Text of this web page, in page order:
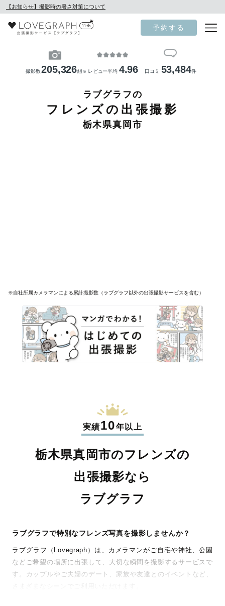
【お知らせ】撮影時の暑さ対策について
予約する
撮影数205,326組 ※ レビュー平均 4.96 口コミ 53,484件
ラブグラフの
フレンズの出張撮影
栃木県真岡市
※自社所属カメラマンによる累計撮影数（ラブグラフ以外の出張撮影サービスを含む）
実績10年以上
栃木県真岡市のフレンズの
出張撮影なら
ラブグラフ
ラブグラフで特別なフレンズ写真を撮影しませんか？
ラブグラフ（Lovegraph）は、カメラマンがご自宅や神社、公園
などご希望の場所に出張して、大切な瞬間を撮影するサービスで
す。カップルやご夫婦のデート、家族や友達とのイベントなど、